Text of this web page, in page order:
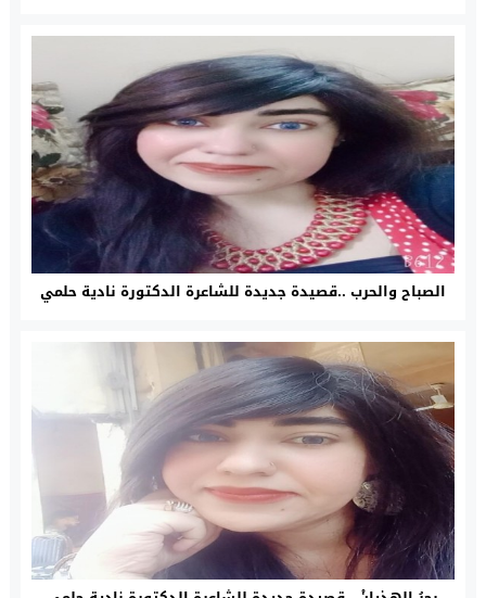
الصباح والحرب ..قصيدة جديدة للشاعرة الدكتورة نادية حلمي